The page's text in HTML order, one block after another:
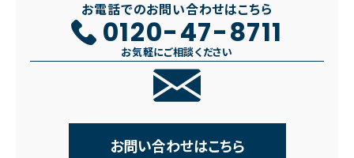
お電話でのお問い合わせはこちら
0120-47-8711
お気軽にご相談ください
お問い合わせはこちら